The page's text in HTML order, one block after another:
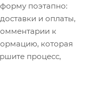
поэтапно:
и оплаты,
к
которая
процесс,